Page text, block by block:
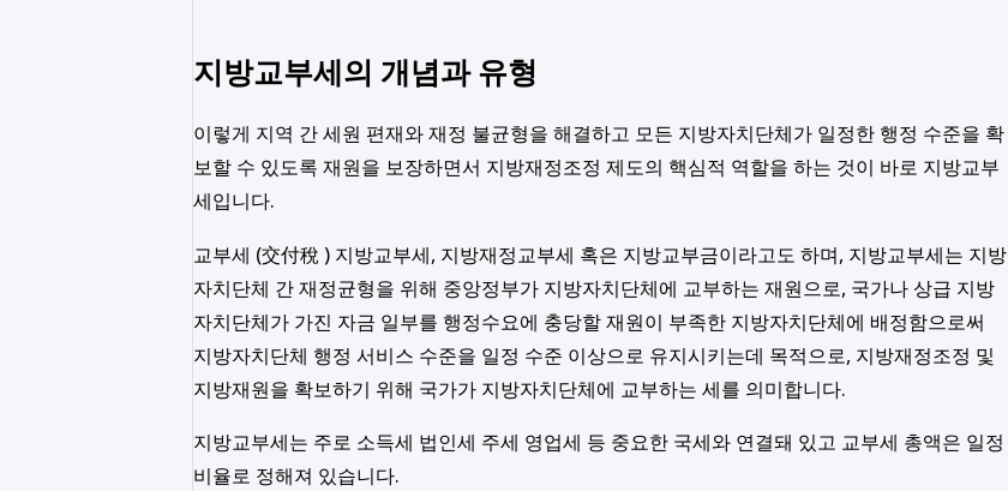
지방교부세의 개념과 유형
이렇게 지역 간 세원 편재와 재정 불균형을 해결하고 모든 지방자치단체가 일정한 행정 수준을 확
보할 수 있도록 재원을 보장하면서 지방재정조정 제도의 핵심적 역할을 하는 것이 바로 지방교부
세입니다.
교부세 (交付稅 ) 지방교부세, 지방재정교부세 혹은 지방교부금이라고도 하며, 지방교부세는 지방
자치단체 간 재정균형을 위해 중앙정부가 지방자치단체에 교부하는 재원으로, 국가나 상급 지방
자치단체가 가진 자금 일부를 행정수요에 충당할 재원이 부족한 지방자치단체에 배정함으로써
지방자치단체 행정 서비스 수준을 일정 수준 이상으로 유지시키는데 목적으로, 지방재정조정 및
지방재원을 확보하기 위해 국가가 지방자치단체에 교부하는 세를 의미합니다.
지방교부세는 주로 소득세 법인세 주세 영업세 등 중요한 국세와 연결돼 있고 교부세 총액은 일정
비율로 정해져 있습니다.